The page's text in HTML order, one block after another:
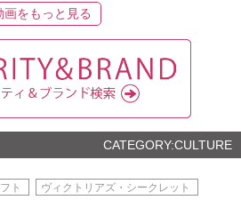
画をもっと見る
CATEGORY:CULTURE
ト ヴィクトリアズ・シークレット